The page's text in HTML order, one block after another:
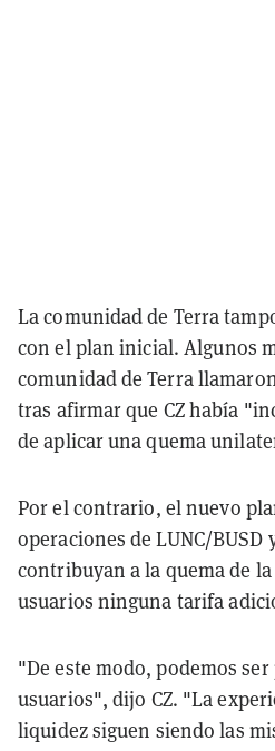
La comunidad de Terra
con el plan inicial. Algunos
comunidad de Terra
tras afirmar que CZ había
de aplicar una quema
Por el contrario, el nuevo
operaciones de LUNC/BUSD
contribuyan a la quema de
usuarios ninguna tarifa
"De este modo, podemos
usuarios", dijo CZ. "La
liquidez siguen siendo las